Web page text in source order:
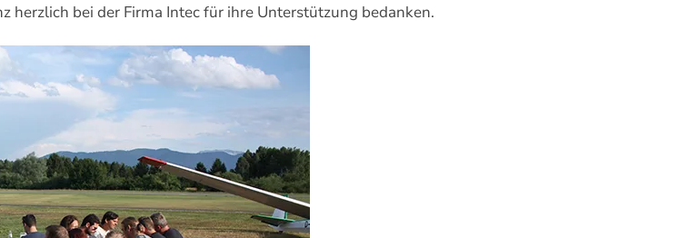
herzlich bei der Firma Intec für ihre Unterstützung bedanken.